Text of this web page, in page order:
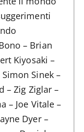
– Brian
Kiyosaki –
Sinek –
– Zig Ziglar –
– Joe Vitale –
Dyer –